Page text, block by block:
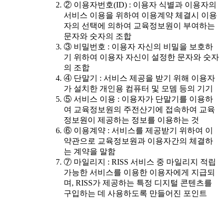
② 이용자번호(ID) : 이용자 식별과 이용자의
서비스 이용을 위하여 이용계약 체결시 이용
자의 선택에 의하여 교육정보원이 부여하는
문자와 숫자의 조합
③ 비밀번호 : 이용자 자신의 비밀을 보호하
기 위하여 이용자 자신이 설정한 문자와 숫자
의 조합
④ 단말기 : 서비스 제공을 받기 위해 이용자
가 설치한 개인용 컴퓨터 및 모뎀 등의 기기
⑤ 서비스 이용 : 이용자가 단말기를 이용하
여 교육정보원의 주전산기에 접속하여 교육
정보원이 제공하는 정보를 이용하는 것
⑥ 이용계약 : 서비스를 제공받기 위하여 이
약관으로 교육정보원과 이용자간의 체결하
는 계약을 말함
⑦ 마일리지 : RISS 서비스 중 마일리지 적립
가능한 서비스를 이용한 이용자에게 지급되
며, RISS가 제공하는 특정 디지털 콘텐츠를
구입하는 데 사용하도록 만들어진 포인트